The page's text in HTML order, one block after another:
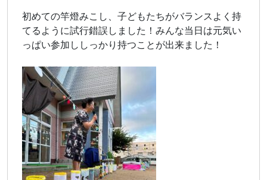
初めての竿燈みこし、子どもたちがバランスよく持
てるように試行錯誤しました！みんな当日は元気い
っぱい参加ししっかり持つことが出来ました！